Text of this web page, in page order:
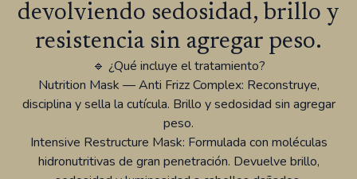
devolviendo sedosidad, brillo y
resistencia sin agregar peso.
🔹 ¿Qué incluye el tratamiento?
Nutrition Mask — Anti Frizz Complex: Reconstruye,
disciplina y sella la cutícula. Brillo y sedosidad sin agregar
peso.
Intensive Restructure Mask: Formulada con moléculas
hidronutritivas de gran penetración. Devuelve brillo,